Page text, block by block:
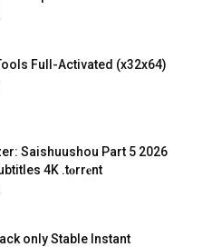
Full-Activated (x32x64)
Saishuushou Part 5 2026
4K .t𝐨rr𝐞nt
only Stable Instant